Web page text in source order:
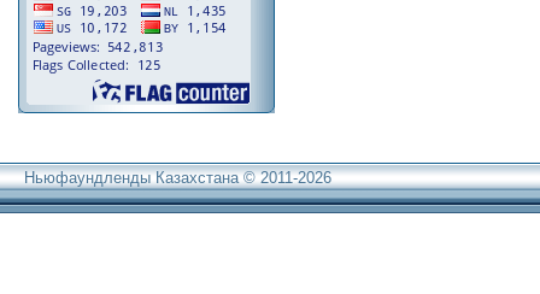
Ньюфаундленды Казахстана © 2011-2026